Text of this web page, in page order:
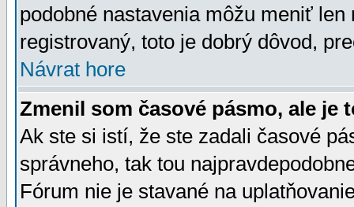
podobné nastavenia môžu meniť
registrovaný, toto je dobrý dôvod,
Návrat hore
Zmenil som časové pásmo, ale je
Ak ste si istí, že ste zadali časové
správneho, tak tou
Fórum nie je stavané na